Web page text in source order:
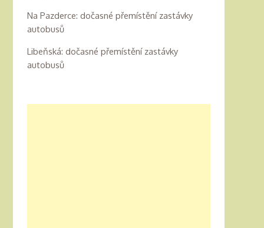
Na Pazderce: dočasné přemístění zastávky
autobusů
Libeňská: dočasné přemístění zastávky
autobusů